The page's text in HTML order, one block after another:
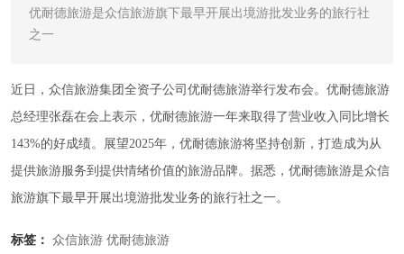
优耐德旅游是众信旅游旗下最早开展出境游批发业务的旅行社
之一
近日，众信旅游集团全资子公司优耐德旅游举行发布会。优耐德旅游
总经理张磊在会上表示，优耐德旅游一年来取得了营业收入同比增长
143%的好成绩。展望2025年，优耐德旅游将坚持创新，打造成为从
提供旅游服务到提供情绪价值的旅游品牌。据悉，优耐德旅游是众信
旅游旗下最早开展出境游批发业务的旅行社之一。
标签： 众信旅游 优耐德旅游